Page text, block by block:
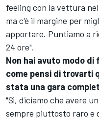
feeling con la vettura
ma c'è il margine per
apportare. Puntiamo a
24 ore".
Non hai avuto modo
come pensi di trovarti
stata una gara
"Sì, diciamo che avere
sempre piuttosto raro e